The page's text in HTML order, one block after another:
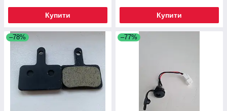
Купити Купити
–78% –77%